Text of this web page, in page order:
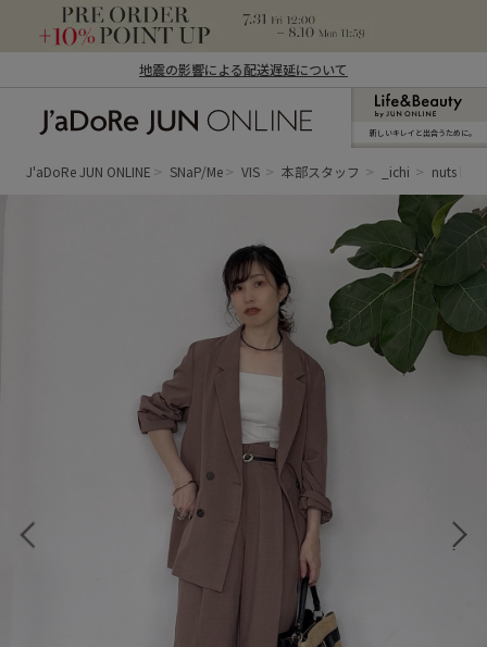
地震の影響による配送遅延について
ン オンライン）
新しいキレイと出合うために。
J'aDoRe JUN ONLINE SNaP/Me VIS 本部スタッフ _ichi nuts